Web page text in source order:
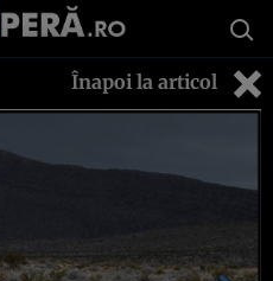
Înapoi la articol